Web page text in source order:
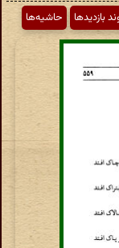
بازدیدها حاشیه‌ها